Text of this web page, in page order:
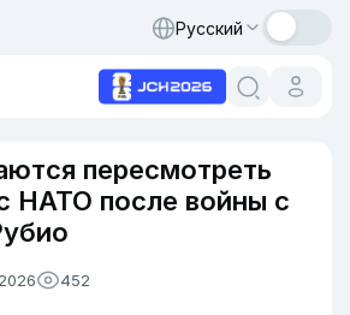
Русский
пересмотреть
НАТО после войны с
452